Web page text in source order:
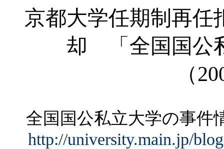
京都大学任期制再任
却 「全国国公
（
全国国公私立大学の事
http://university.main.jp/